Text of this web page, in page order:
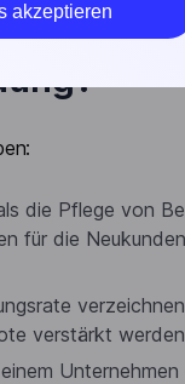
akzeptieren
die Pflege von
für die
verstärkt